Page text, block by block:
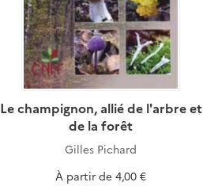
Le champignon, allié de l'arbre et
de la forêt
Gilles Pichard
À partir de4,00 €